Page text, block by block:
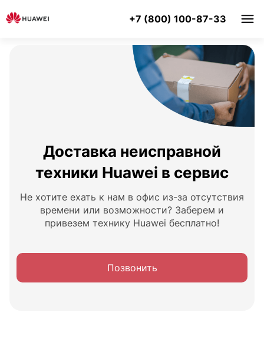
+7 (800) 100-87-33
Доставка неисправной
техники Huawei в сервис
Не хотите ехать к нам в офис из-за отсутствия
времени или возможности? Заберем и
привезем технику Huawei бесплатно!
Позвонить